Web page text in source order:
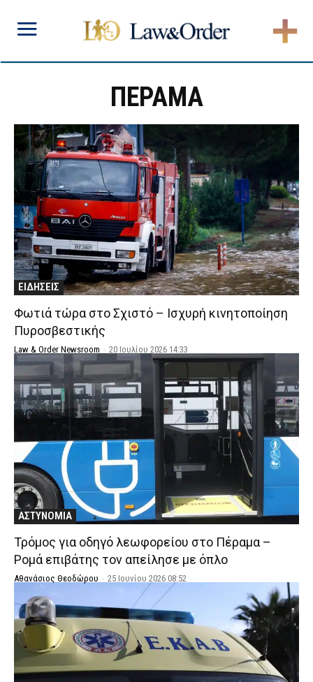
ΠΕΡΑΜΑ
ΕΙΔΗΣΕΙΣ
Φωτιά τώρα στο Σχιστό – Ισχυρή κινητοποίηση
Πυροσβεστικής
Law & Order Newsroom - 20 Ιουλίου 2026 14:33
ΑΣΤΥΝΟΜΙΑ
Τρόμος για οδηγό λεωφορείου στο Πέραμα –
Ρομά επιβάτης τον απείλησε με όπλο
Αθανάσιος Θεοδώρου - 25 Ιουνίου 2026 08:52